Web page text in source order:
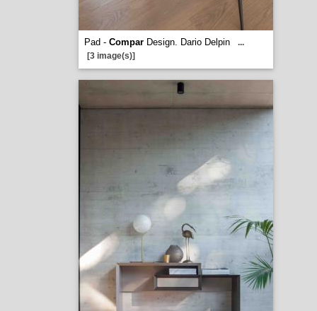
Pad - ComparDesign. Dario Delpin
...
[3 image(s)]